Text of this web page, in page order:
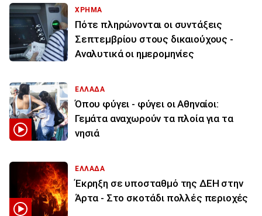
ΧΡΗΜΑ
Πότε πληρώνονται οι συντάξεις
Σεπτεμβρίου στους δικαιούχους -
Αναλυτικά οι ημερομηνίες
ΕΛΛΑΔΑ
Όπου φύγει - φύγει οι Αθηναίοι:
Γεμάτα αναχωρούν τα πλοία για τα
νησιά
ΕΛΛΑΔΑ
Έκρηξη σε υποσταθμό της ΔΕΗ στην
Άρτα - Στο σκοτάδι πολλές περιοχές